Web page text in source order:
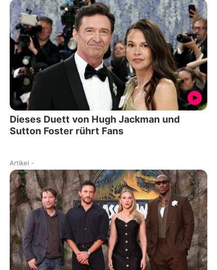
Dieses Duett von Hugh Jackman und
Sutton Foster rührt Fans
Artikel -